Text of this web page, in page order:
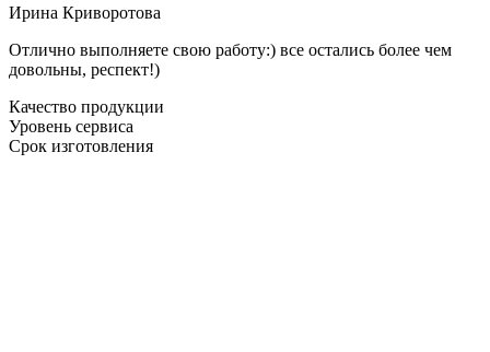
Ирина Криворотова
Отлично выполняете свою работу:) все остались более чем
довольны, респект!)
Качество продукции
Уровень сервиса
Срок изготовления